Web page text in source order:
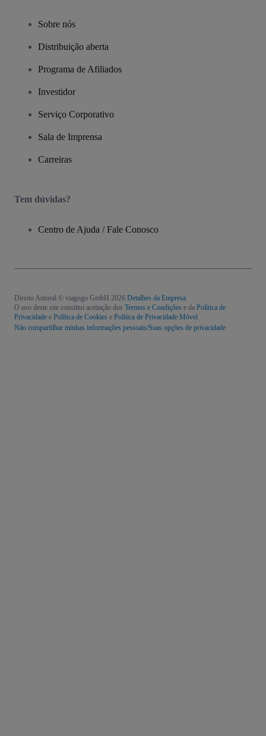
Sobre nós
Distribuição aberta
Programa de Afiliados
Investidor
Serviço Corporativo
Sala de Imprensa
Carreiras
Tem dúvidas?
Centro de Ajuda / Fale Conosco
Direito Autoral © viagogo GmbH 2026 Detalhes da Empresa
O uso deste site constitui aceitação dos Termos e Condições e da Política de
Privacidade e Política de Cookies e Política de Privacidade Móvel
Não compartilhar minhas informações pessoais/Suas opções de privacidade